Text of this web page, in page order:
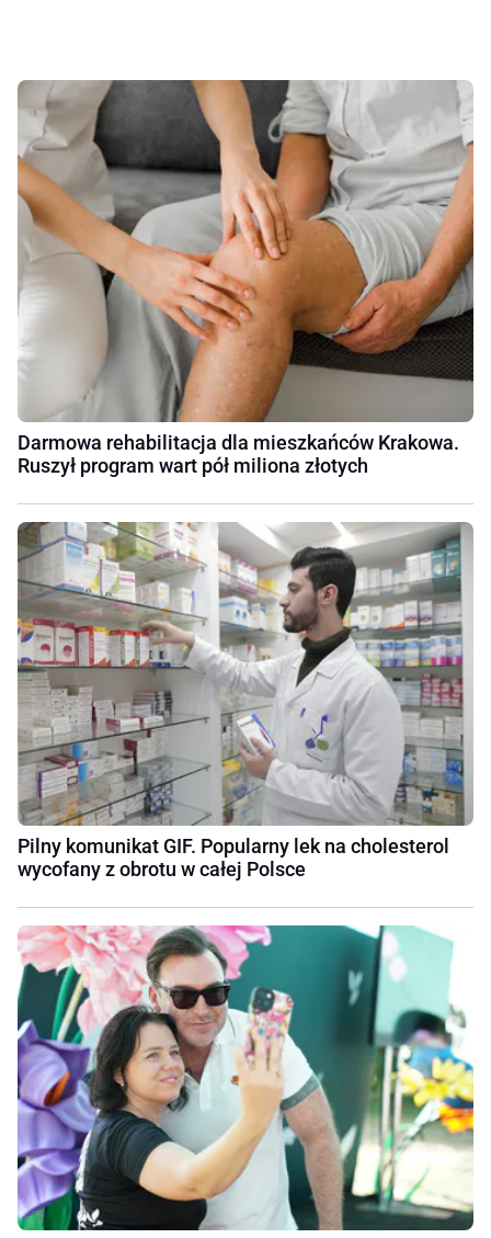
Darmowa rehabilitacja dla mieszkańców Krakowa.
Ruszył program wart pół miliona złotych
Pilny komunikat GIF. Popularny lek na cholesterol
wycofany z obrotu w całej Polsce